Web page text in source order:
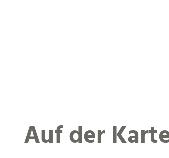
Auf der